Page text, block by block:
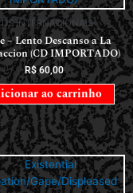
INTERNACIONAIS
– Lento Descanso a La
(CD IMPORTADO)
R$60,00
ao carrinho